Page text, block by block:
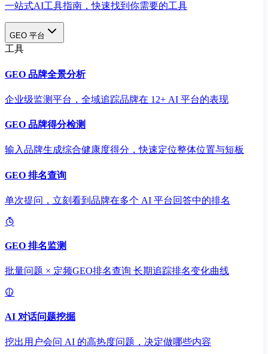
一站式AI工具指南，快速找到你需要的工具
GEO 平台
工具
GEO 品牌全景分析
企业级监测平台，全域追踪品牌在 12+ AI 平台的表现
GEO 品牌得分检测
输入品牌生成综合健康度得分，快速定位整体位置与短板
GEO 排名查询
单次提问，立刻看到品牌在多个 AI 平台回答中的排名
GEO 排名监测
批量问题 × 定频GEO排名查询 长期追踪排名变化曲线
AI 对话问题挖掘
挖出用户会问 AI 的高热度问题，决定做哪些内容